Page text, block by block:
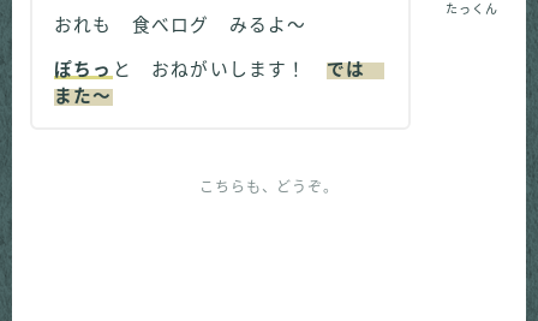
たっくん
おれも 食べログ みるよ～
ぽちっ と おねがいします！ では
また～
こちらも、どうぞ。